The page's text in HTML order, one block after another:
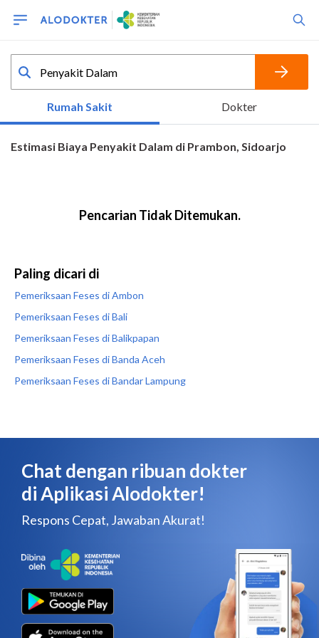
Paling dicari di
Pemeriksaan Feses di Ambon
Pemeriksaan Feses di Bali
Pemeriksaan Feses di Balikpapan
Pemeriksaan Feses di Banda Aceh
Pemeriksaan Feses di Bandar Lampung